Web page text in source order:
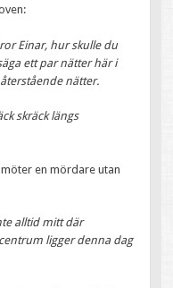
Einar, hur skulle du
ett par nätter här i
nätter.
skräck längs
en mördare utan
alltid mitt där
ligger denna dag